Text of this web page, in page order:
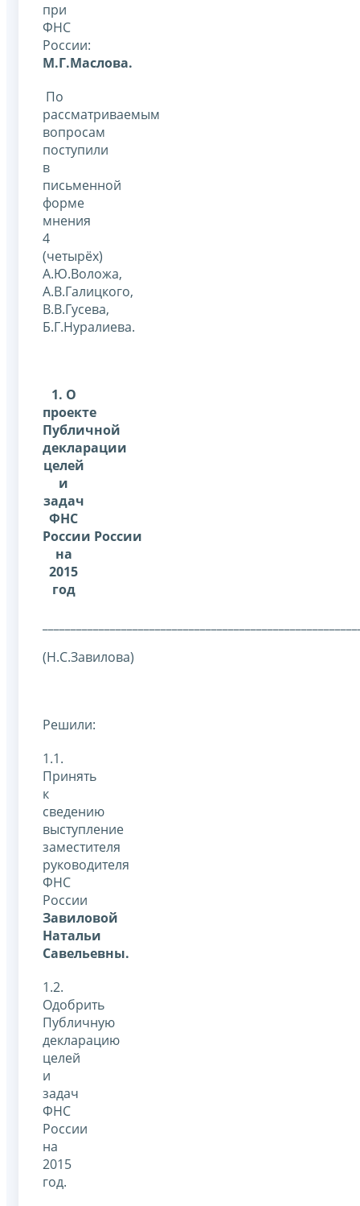
при
ФНС
России:
М.Г.Маслова.
По
рассматриваемым
вопросам
поступили
в
письменной
форме
мнения
4
(четырёх)
А.Ю.Воложа,
А.В.Галицкого,
В.В.Гусева,
Б.Г.Нуралиева.
1. О
проекте
Публичной
декларации
целей
и
задач
ФНС
России России
на
2015
год
(Н.С.Завилова)
Решили:
1.1.
Принять
к
сведению
выступление
заместителя
руководителя
ФНС
России
Завиловой
Натальи
Савельевны.
1.2.
Одобрить
Публичную
декларацию
целей
и
задач
ФНС
России
на
2015
год.